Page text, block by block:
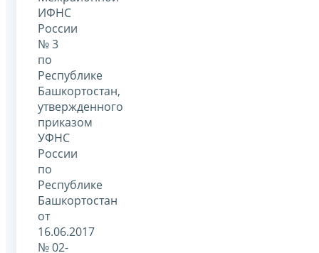
ИФНС
России
№ 3
по
Республике
Башкортостан,
утвержденного
приказом
УФНС
России
по
Республике
Башкортостан
от
16.06.2017
№ 02-